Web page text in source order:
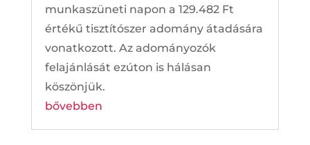
munkaszüneti napon a 129.482 Ft
értékű tisztítószer adomány átadására
vonatkozott. Az adományozók
felajánlását ezúton is hálásan
köszönjük.
bővebben